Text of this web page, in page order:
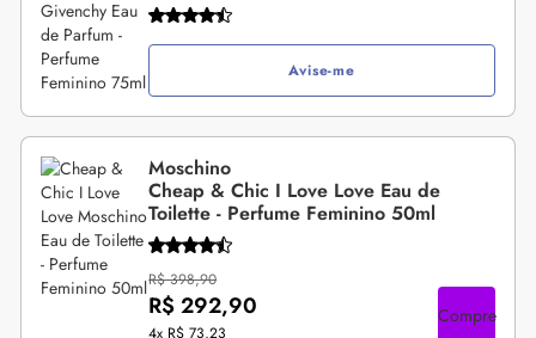
Avise-me
Moschino
Cheap & Chic I Love Love Eau de
Toilette - Perfume Feminino 50ml
R$ 398,90
R$ 292,90
4x R$ 73,23
Compre